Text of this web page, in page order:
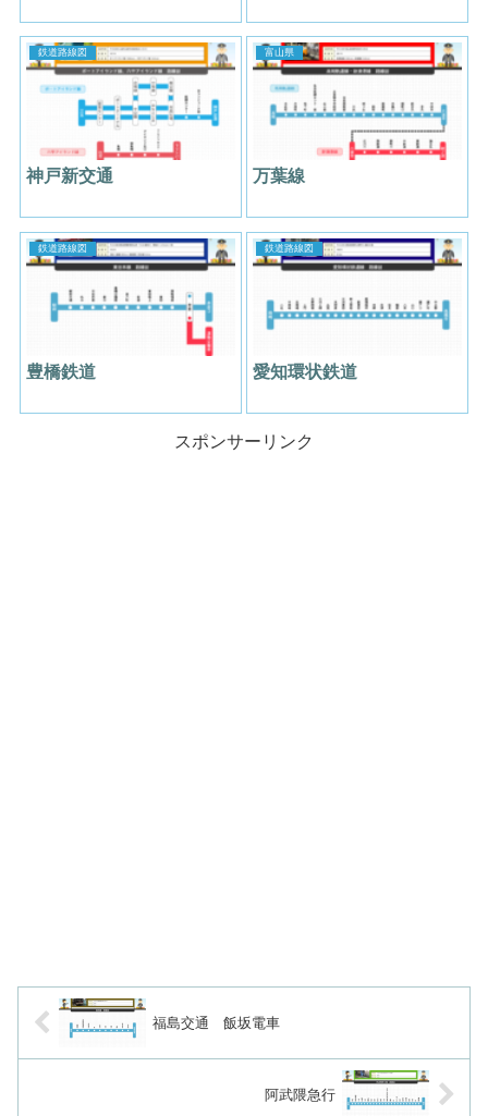
鉄道路線図
神戸新交通
富山県
万葉線
鉄道路線図
豊橋鉄道
鉄道路線図
愛知環状鉄道
スポンサーリンク
福島交通 飯坂電車
阿武隈急行